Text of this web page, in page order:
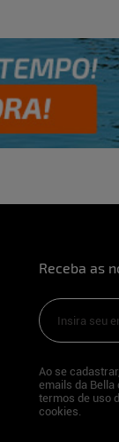
Receba as
Ao se
emails da Bella
termos de uso
cookies.